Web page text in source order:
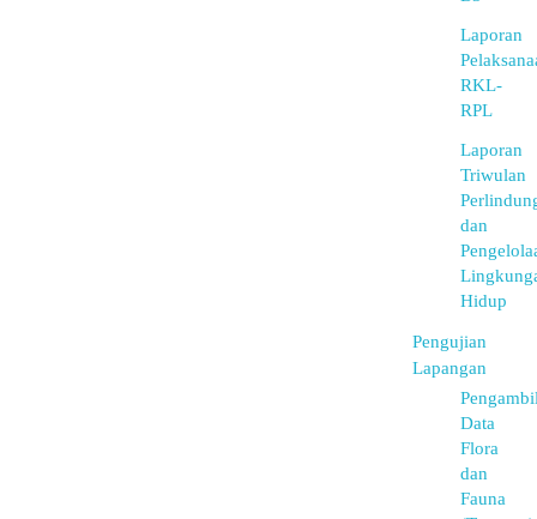
Laporan
RKL-
RPL
Laporan
Triwulan
dan
Hidup
Pengujian
Lapangan
Data
Flora
dan
Fauna